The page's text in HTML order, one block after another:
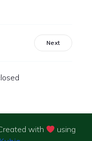
Next
with
using